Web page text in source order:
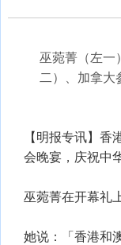
巫菀菁（左一
二）、加拿
【明报专讯】
会晚宴，庆祝中
巫菀菁在开幕礼
她说：「香港和